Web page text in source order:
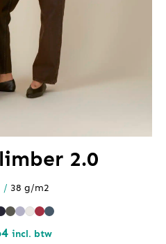
2.0
/ 38 g/m2
incl. btw